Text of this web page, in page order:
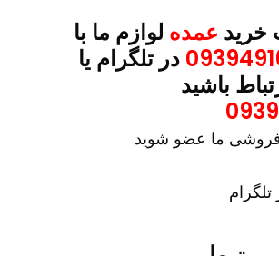
عمده لوازم ما با
در تلگرام یا
باشید
فروشی ما عضو شوید